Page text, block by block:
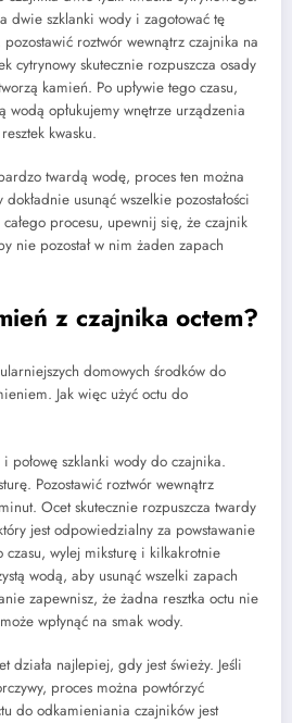
dwie szklanki wody i zagotować tę
roztwór wewnątrz czajnika na
cytrynowy skutecznie rozpuszcza osady
kamień. Po upływie tego czasu,
wodą opłukujemy wnętrze urządzenia
kwasku.
twardą wodę, proces ten można
usunąć wszelkie pozostałości
procesu, upewnij się, że czajnik
nie pozostał w nim żaden zapach
z czajnika octem?
domowych środków do
Jak więc użyć octu do
połowę szklanki wody do czajnika.
Pozostawić roztwór wewnątrz
Ocet skutecznie rozpuszcza twardy
jest odpowiedzialny za powstawanie
czasu, wylej miksturę i kilkakrotnie
wodą, aby usunąć wszelki zapach
zapewnisz, że żadna resztka octu nie
wpłynąć na smak wody.
działa najlepiej, gdy jest świeży. Jeśli
proces można powtórzyć
do odkamieniania czajników jest